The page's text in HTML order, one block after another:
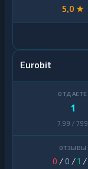
5,0 ★
Eurobit
1
7,99 / 799
0 / 0 /1 /